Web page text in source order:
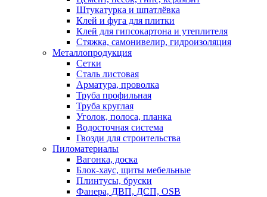
Штукатурка и шпатлёвка
Клей и фуга для плитки
Клей для гипсокартона и утеплителя
Стяжка, самонивелир, гидроизоляция
Металлопродукция
Сетки
Сталь листовая
Арматура, проволка
Труба профильная
Труба круглая
Уголок, полоса, планка
Водосточная система
Гвозди для строительства
Пиломатериалы
Вагонка, доска
Блок-хаус, щиты мебельные
Плинтусы, бруски
Фанера, ДВП, ДСП, OSB